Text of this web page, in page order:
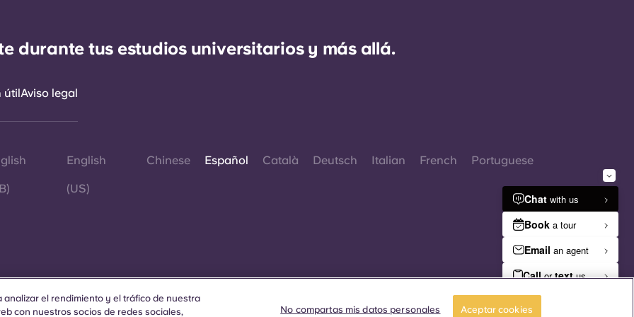
durante tus estudios universitarios y más allá.
útilAviso legal
English
(US)
Chinese Español Català Deutsch Italian French Portuguese
Siempre que en esta página web aparezcan
palabras que denoten un género concreto, se
el rendimiento y el tráfico de nuestra
con nuestros socios de redes sociales,
No compartas mis datos personales Aceptar cookies